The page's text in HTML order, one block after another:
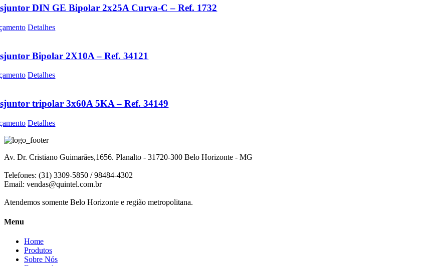
DIN GE Bipolar 2x25A Curva-C – Ref. 1732
Detalhes
Bipolar 2X10A – Ref. 34121
Detalhes
tripolar 3x60A 5KA – Ref. 34149
Detalhes
Av. Dr. Cristiano Guimarâes,1656. Planalto - 31720-300 Belo Horizonte - MG
Telefones: (31) 3309-5850 / 98484-4302
Email: vendas@quintel.com.br
Atendemos somente Belo Horizonte e região metropolitana.
Menu
Home
Produtos
Sobre Nós